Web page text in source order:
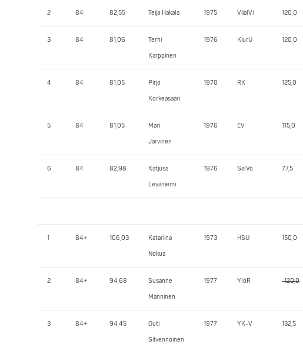
2 84 82,55 Teija Hakala 1975 ViialVi 120,0
3 84 81,06 Terhi
Karppinen
1976 KiurU 120,0
4 84 81,05 Pirjo
Korkeasaari
1970 RK 125,0
5 84 81,05 Mari
Järvinen
1976 EV 115,0
6 84 82,98 Katjusa
Leväniemi
1976 SalVo 77,5
1 84+ 106,03 Katariina
Nokua
1973 HSU 150,0
2 84+ 94,68 Susanne
Manninen
1977 YlöR -120,0
3 84+ 94,45 Outi
Silvennoinen
1977 YK-V 132,5